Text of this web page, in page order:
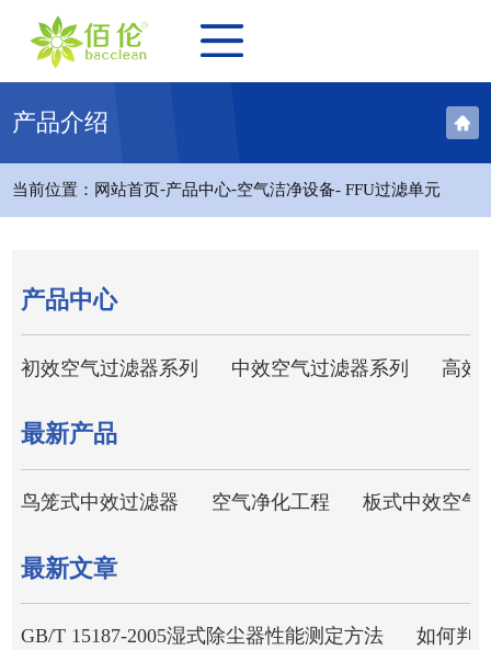
产品介绍
当前位置： 网站首页-产品中心-空气洁净设备- FFU过滤单元
产品中心
初效空气过滤器系列 中效空气过滤器系列 高效
最新产品
鸟笼式中效过滤器 空气净化工程 板式中效空气
最新文章
GB/T 15187-2005湿式除尘器性能测定方法 如何判